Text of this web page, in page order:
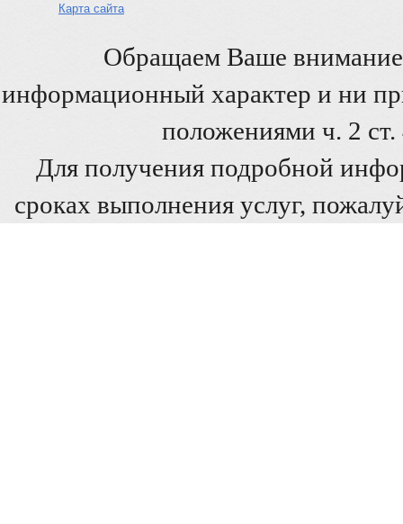
Карта сайта
Обращаем Ваше внимание
информационный характер и ни
положениями ч. 2
Для получения подробной
сроках выполнения услуг,